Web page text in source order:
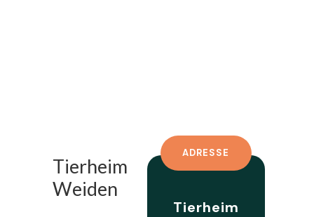
Tierheim
Weiden
ADRESSE
Tierheim